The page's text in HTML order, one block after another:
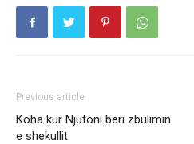
Previous article
Koha kur Njutoni bëri zbulimin
e shekullit